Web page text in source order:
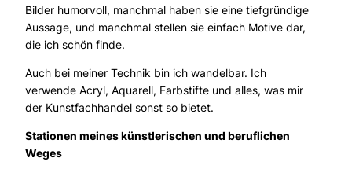
Bilder humorvoll, manchmal haben sie eine tiefgründige
Aussage, und manchmal stellen sie einfach Motive dar,
die ich schön finde.
Auch bei meiner Technik bin ich wandelbar. Ich
verwende Acryl, Aquarell, Farbstifte und alles, was mir
der Kunstfachhandel sonst so bietet.
Stationen meines künstlerischen und beruflichen
Weges